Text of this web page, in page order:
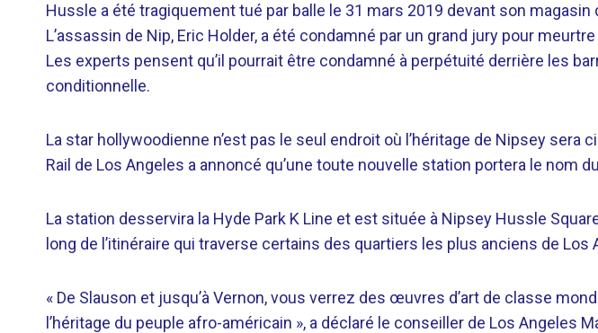
Hussle a été tragiquement tué par balle le 31 mars 2019 devant son
L’assassin de Nip, Eric Holder, a été condamné par un grand jury pour
Les experts pensent qu’il pourrait être condamné à perpétuité derrière les
conditionnelle.
La star hollywoodienne n’est pas le seul endroit où l’héritage de Nipsey sera
Rail de Los Angeles a annoncé qu’une toute nouvelle station portera le nom
La station desservira la Hyde Park K Line et est située à Nipsey Hussle
long de l’itinéraire qui traverse certains des quartiers les plus anciens de Los
« De Slauson et jusqu’à Vernon, vous verrez des œuvres d’art de classe
l’héritage du peuple afro-américain », a déclaré le conseiller de Los Angeles